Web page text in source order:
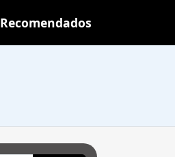
Recomendados